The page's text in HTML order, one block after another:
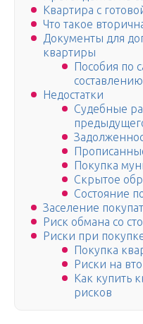
Квартира с
Что такое
Документы для
квартиры
Пособия по
Недостатки
Судебные
Покупка
Скрытое
Состояние
Заселение
Риск обмана со
Риски при
Покупка
Риски на
Как купить
рисков